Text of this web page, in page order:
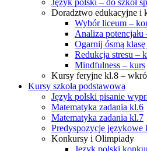
Język polski – do szkół
Doradztwo edukacyjne i
Wybór liceum –
Analiza potencjału
Ogarnij ósmą
Redukcja stresu –
Mindfulness – kurs
Kursy feryjne kl.8 –
Kursy szkoła podstawowa
Język polski pisanie
Matematyka zadania kl.6
Matematyka zadania kl.7
Predyspozycje językowe
Konkursy i Olimpiady
Język polski